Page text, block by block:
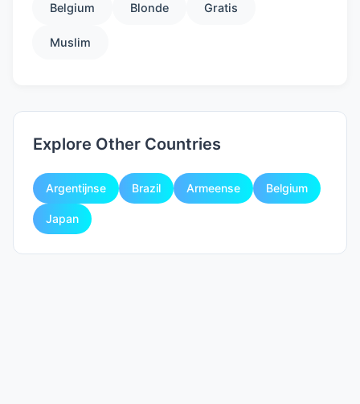
Belgium Blonde Gratis
Muslim
Explore Other Countries
Argentijnse Brazil Armeense Belgium
Japan